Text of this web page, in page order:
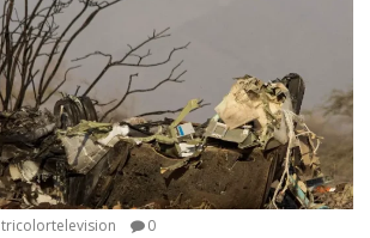
tricolortelevision 0